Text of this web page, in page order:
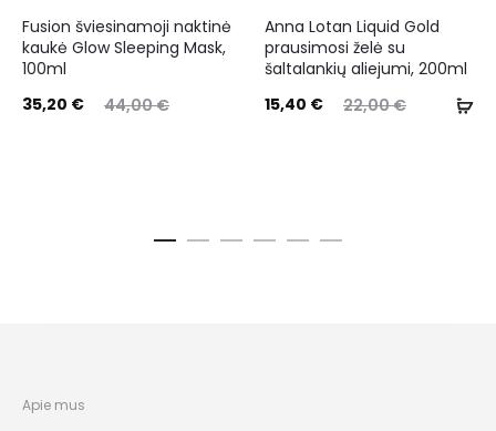
Fusion šviesinamoji naktinė
kaukė Glow Sleeping Mask,
100ml
44,00€
35,20 €
Anna Lotan Liquid Gold
prausimosi želė su
šaltalankių aliejumi, 200ml
22,00€
15,40 €
Apie mus